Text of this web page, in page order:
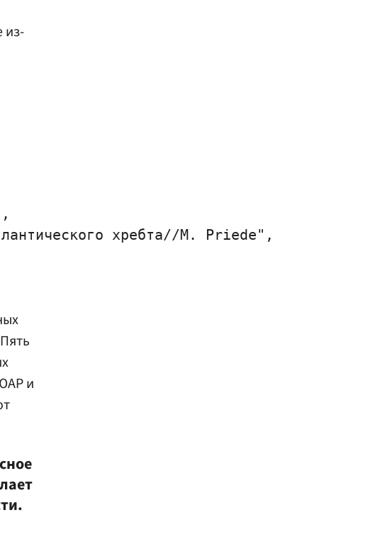
из-
хребта//M. Priede",
и